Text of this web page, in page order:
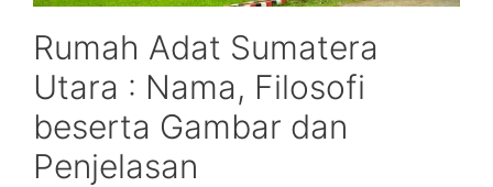
Rumah Adat Sumatera
Utara : Nama, Filosofi
beserta Gambar dan
Penjelasan